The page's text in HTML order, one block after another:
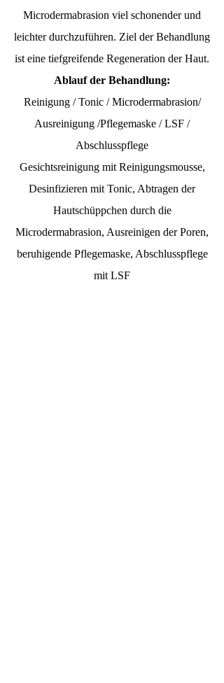
Microdermabrasion viel schonender und
leichter durchzuführen. Ziel der Behandlung
ist eine tiefgreifende Regeneration der Haut.
Ablauf der Behandlung:
Reinigung / Tonic / Microdermabrasion/
Ausreinigung /Pflegemaske / LSF /
Abschlusspflege
Gesichtsreinigung mit Reinigungsmousse,
Desinfizieren mit Tonic, Abtragen der
Hautschüppchen durch die
Microdermabrasion, Ausreinigen der Poren,
beruhigende Pflegemaske, Abschlusspflege
mit LSF